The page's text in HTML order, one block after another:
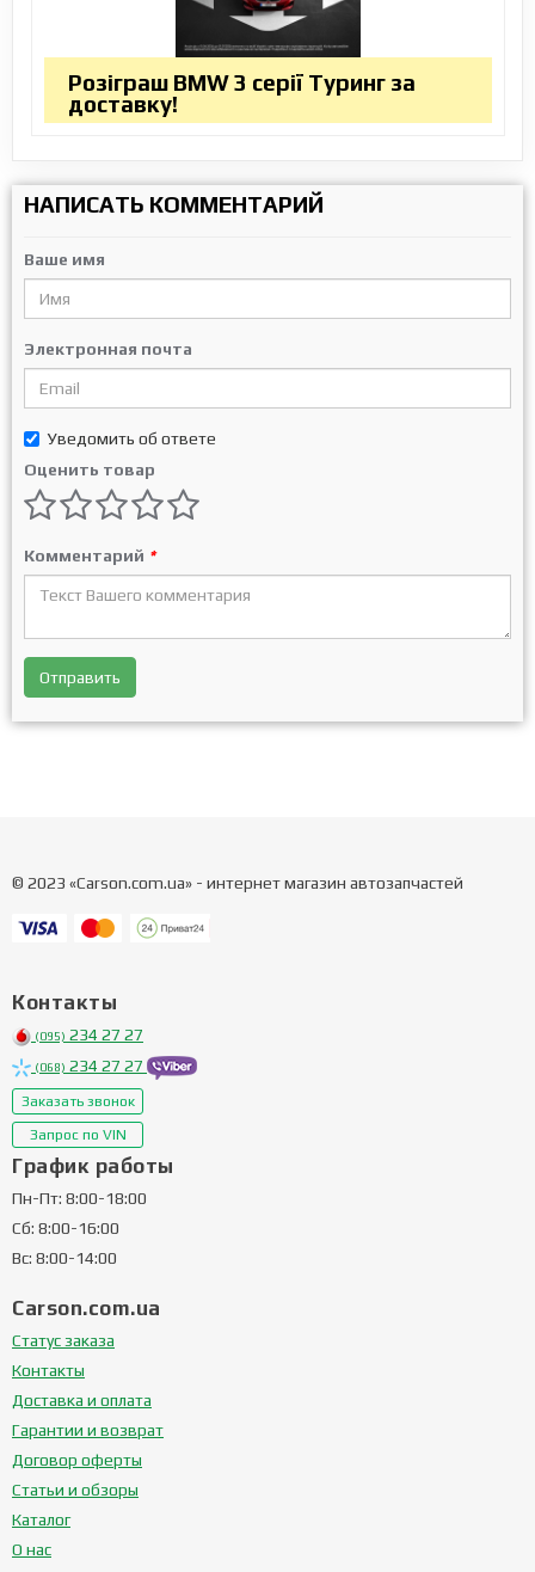
Розіграш BMW 3 серії Туринг за
доставку!
НАПИСАТЬ КОММЕНТАРИЙ
Ваше имя
Электронная почта
Уведомить об ответе
Оценить товар
Комментарий *
Отправить
© 2023 «Carson.com.ua» - интернет магазин автозапчастей
Контакты
(095) 234 27 27
(068) 234 27 27
Заказать звонок
Запрос по VIN
График работы
Пн-Пт: 8:00-18:00
Сб: 8:00-16:00
Вс: 8:00-14:00
Carson.com.ua
Статус заказа
Контакты
Доставка и оплата
Гарантии и возврат
Договор оферты
Статьи и обзоры
Каталог
О нас